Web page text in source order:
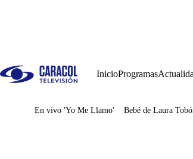
InicioProgramas
Juegos
En vivo 'Yo Me Llamo' Bebé de Laura